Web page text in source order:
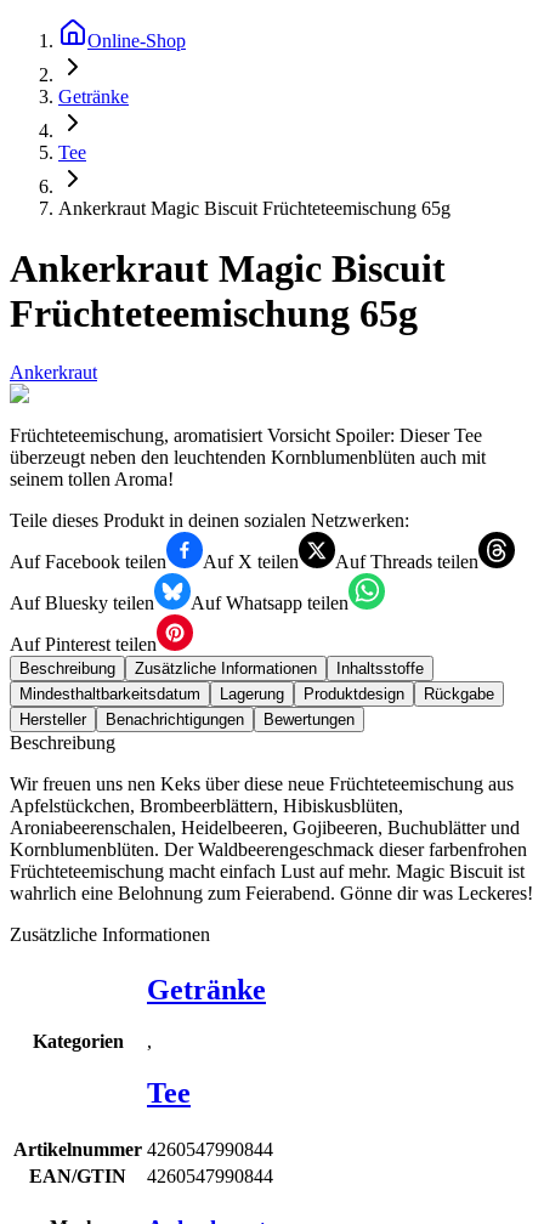
Online-Shop
Getränke
Tee
Ankerkraut Magic Biscuit Früchteteemischung 65g
Ankerkraut Magic Biscuit
Früchteteemischung 65g
Ankerkraut
Früchteteemischung, aromatisiert Vorsicht Spoiler: Dieser Tee
überzeugt neben den leuchtenden Kornblumenblüten auch mit
seinem tollen Aroma!
Teile dieses Produkt in deinen sozialen Netzwerken:
Auf Facebook teilen
Auf X teilen
Auf Threads teilen
Auf Bluesky teilen
Auf Whatsapp teilen
Auf Pinterest teilen
Beschreibung Zusätzliche Informationen
Inhaltsstoffe
Mindesthaltbarkeitsdatum
Lagerung Produktdesign
Rückgabe
Hersteller
Benachrichtigungen Bewertungen
Beschreibung
Wir freuen uns nen Keks über diese neue Früchteteemischung aus
Apfelstückchen, Brombeerblättern, Hibiskusblüten,
Aroniabeerenschalen, Heidelbeeren, Gojibeeren, Buchublätter und
Kornblumenblüten. Der Waldbeerengeschmack dieser farbenfrohen
Früchteteemischung macht einfach Lust auf mehr. Magic Biscuit ist
wahrlich eine Belohnung zum Feierabend. Gönne dir was Leckeres!
Zusätzliche Informationen
Kategorien
Getränke
,
Tee
Artikelnummer 4260547990844
EAN/GTIN
4260547990844